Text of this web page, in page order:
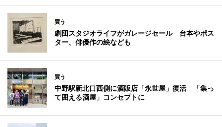
買う
劇団スタジオライフがガレージセール 台本やポス
ター、俳優作の絵なども
買う
中野駅新北口西側に酒販店「永世屋」復活 「集っ
て囲える酒屋」コンセプトに